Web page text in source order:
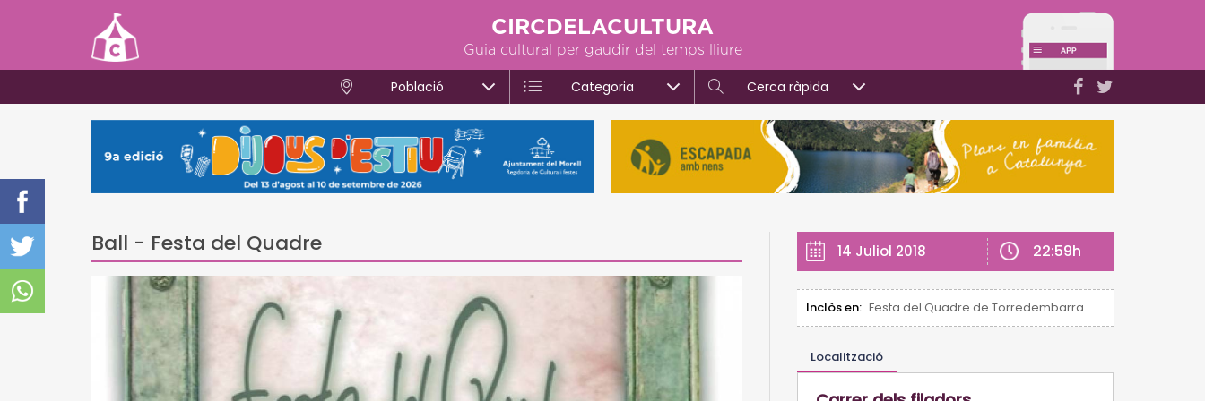
CIRCDELACULTURA
Guia cultural per gaudir del temps lliure
Població Categoria Cerca ràpida
Ball - Festa del Quadre 14 Juliol 2018 22:59h
Inclòs en: Festa del Quadre de Torredembarra
Localització